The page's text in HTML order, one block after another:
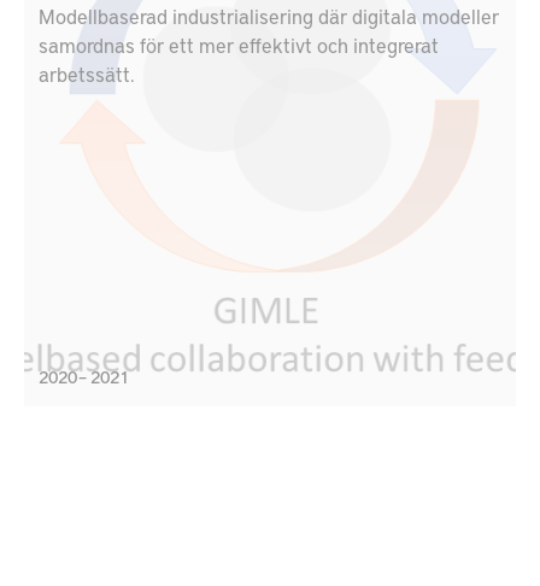
Modellbaserad industrialisering där digitala modeller
samordnas för ett mer effektivt och integrerat
arbetssätt.
2020 – 2021